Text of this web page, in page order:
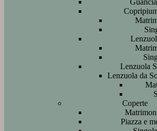
Lenzuola
Lenzuola da
Coperte
Piazza e